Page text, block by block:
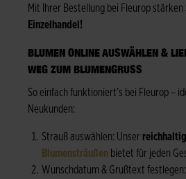
Mit Ihrer Bestellung bei Fleurop stärken
Einzelhandel!
BLUMEN ONLINE AUSWÄHLEN &
WEG ZUM BLUMENGRUSS
So einfach funktioniert’s bei Fleurop –
Neukunden:
Strauß auswählen: Unser
Blumensträußen bietet für jeden
Wunschdatum & Grußtext